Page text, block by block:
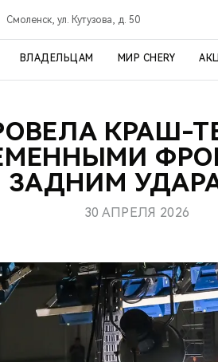
Смоленск, ул. Кутузова, д. 50
ВЛАДЕЛЬЦАМ МИР CHERY
КРАШ-
ЗАДНИМ
30 АПРЕЛЯ 2026